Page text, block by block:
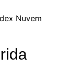
Nuvem